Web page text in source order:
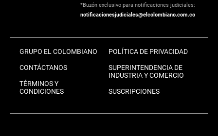
*Buzón exclusivo para notificaciones judiciales:
notificacionesjudiciales@elcolombiano.com.co
GRUPO EL COLOMBIANO
CONTÁCTANOS
TÉRMINOS Y
CONDICIONES
POLÍTICA DE PRIVACIDAD
SUPERINTENDENCIA DE
INDUSTRIA Y COMERCIO
SUSCRIPCIONES